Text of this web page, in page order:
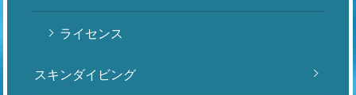
ライセンス
スキンダイビング